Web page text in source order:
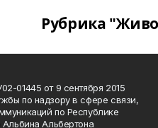
Рубрика
01445 от 9 сентября 2015
по надзору в сфере связи,
по Республике
Альбертона